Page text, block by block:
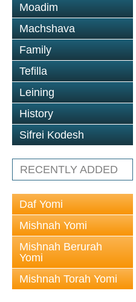
Moadim
Machshava
Family
Tefilla
Leining
History
Sifrei Kodesh
RECENTLY ADDED
Daf Yomi
Mishnah Yomi
Mishnah Berurah
Yomi
Mishnah Torah Yomi